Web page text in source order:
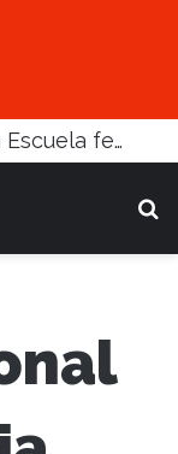
En Social Pato, ya funciona la Escuela femenina de paleta